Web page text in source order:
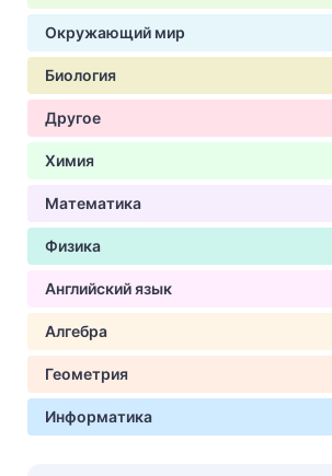
Окружающий мир
Биология
Другое
Химия
Математика
Физика
Английский язык
Алгебра
Геометрия
Информатика